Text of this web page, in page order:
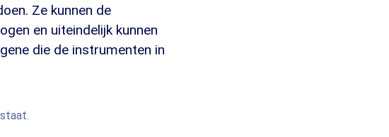
Ze kunnen de
en uiteindelijk kunnen
die de instrumenten in